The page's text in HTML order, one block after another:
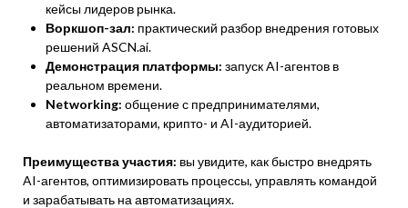
кейсы лидеров рынка.
Воркшоп-зал: практический разбор внедрения готовых
решений ASCN.ai.
Демонстрация платформы: запуск AI-агентов в
реальном времени.
Networking: общение с предпринимателями,
автоматизаторами, крипто- и AI-аудиторией.
Преимущества участия: вы увидите, как быстро внедрять
AI-агентов, оптимизировать процессы, управлять командой
и зарабатывать на автоматизациях.